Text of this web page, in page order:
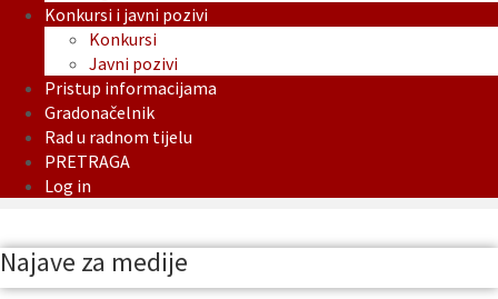
Konkursi i javni pozivi
Konkursi
Javni pozivi
Pristup informacijama
Gradonačelnik
Rad u radnom tijelu
PRETRAGA
Log in
Najave za medije